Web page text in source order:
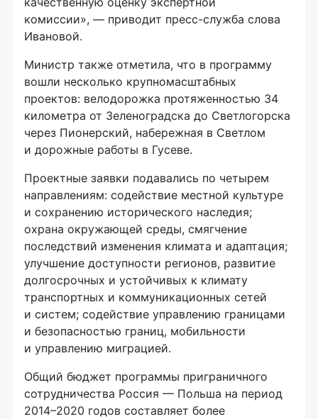
комиссии», — приводит пресс-служба слова
Ивановой.
Министр также отметила, что в программу
вошли несколько крупномасштабных
проектов: велодорожка протяженностью 34
километра от Зеленоградска до Светлогорска
через Пионерский, набережная в Светлом
и дорожные работы в Гусеве.
Проектные заявки подавались по четырем
направлениям: содействие местной культуре
и сохранению исторического наследия;
охрана окружающей среды, смягчение
последствий изменения климата и адаптация;
улучшение доступности регионов, развитие
долгосрочных и устойчивых к климату
транспортных и коммуникационных сетей
и систем; содействие управлению границами
и безопасностью границ, мобильности
и управлению миграцией.
Общий бюджет программы приграничного
сотрудничества Россия — Польша на период
2014–2020 годов составляет более